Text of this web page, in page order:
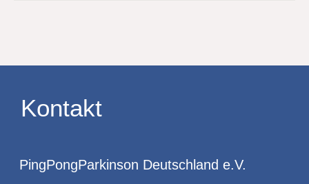
Kontakt
PingPongParkinson Deutschland e.V.